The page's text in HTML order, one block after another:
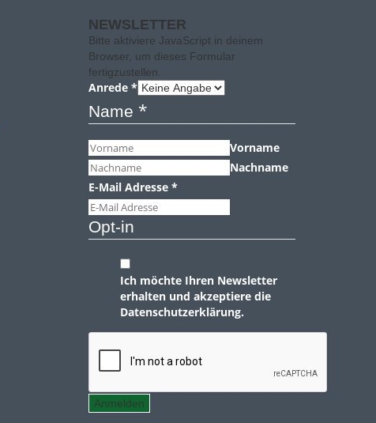
NEWSLETTER
Bitte aktiviere JavaScript in deinem
Browser, um dieses Formular
fertigzustellen.
Anrede *
Name *
Vorname
Nachname
E-Mail Adresse *
Opt-in
Ich möchte Ihren Newsletter
erhalten und akzeptiere die
Datenschutzerklärung.
Anmelden